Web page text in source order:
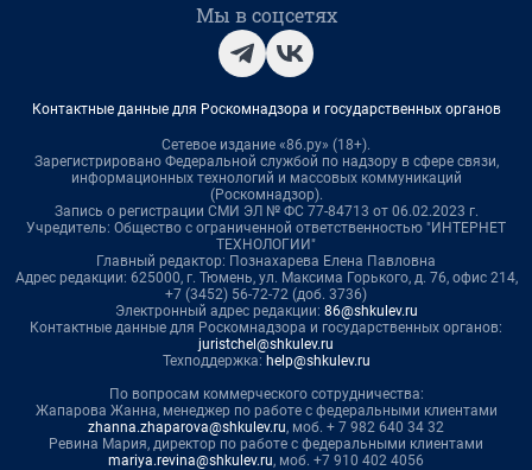
Мы в соцсетях
Контактные данные для Роскомнадзора и государственных органов
Сетевое издание «86.ру» (18+).
Зарегистрировано Федеральной службой по надзору в сфере связи,
информационных технологий и массовых коммуникаций
(Роскомнадзор).
Запись о регистрации СМИ ЭЛ № ФС 77-84713 от 06.02.2023 г.
Учредитель: Общество с ограниченной ответственностью "ИНТЕРНЕТ
ТЕХНОЛОГИИ"
Главный редактор: Познахарева Елена Павловна
Адрес редакции: 625000, г. Тюмень, ул. Максима Горького, д. 76, офис 214,
+7 (3452) 56-72-72 (доб. 3736)
Электронный адрес редакции: 86@shkulev.ru
Контактные данные для Роскомнадзора и государственных органов:
juristchel@shkulev.ru
Техподдержка: help@shkulev.ru
По вопросам коммерческого сотрудничества:
Жапарова Жанна, менеджер по работе с федеральными клиентами
zhanna.zhaparova@shkulev.ru, моб. + 7 982 640 34 32
Ревина Мария, директор по работе с федеральными клиентами
mariya.revina@shkulev.ru, моб. +7 910 402 4056